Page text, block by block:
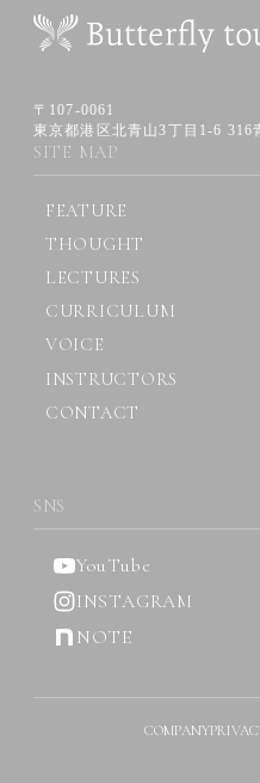
〒107-0061
東京都港区北青山3丁目1-6 316
SITE MAP
FEATURE
THOUGHT
LECTURES
CURRICULUM
VOICE
INSTRUCTORS
CONTACT
SNS
YouTube
INSTAGRAM
NOTE
COMPANY